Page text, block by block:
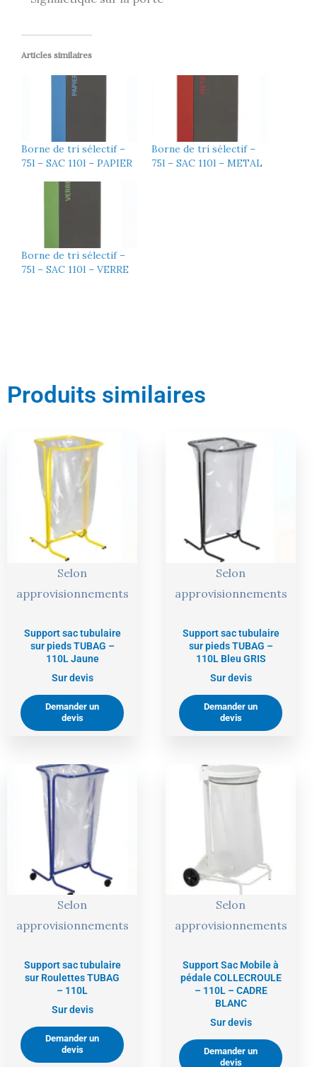
Articles similaires
Borne de tri sélectif –
75l – SAC 110l – PAPIER
Borne de tri sélectif –
75l – SAC 110l – METAL
Borne de tri sélectif –
75l – SAC 110l – VERRE
Produits similaires
Selon
approvisionnements
Support sac tubulaire
sur pieds TUBAG –
110L Jaune
Sur devis
Demander un
devis
Selon
approvisionnements
Support sac tubulaire
sur pieds TUBAG –
110L Bleu GRIS
Sur devis
Demander un
devis
Selon
approvisionnements
Support sac tubulaire
sur Roulettes TUBAG
– 110L
Sur devis
Demander un
devis
Selon
approvisionnements
Support Sac Mobile à
pédale COLLECROULE
– 110L – CADRE
BLANC
Sur devis
Demander un
devis